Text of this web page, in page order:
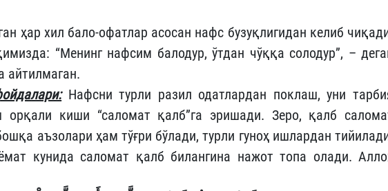
ҳар хил бало-офатлар асосан нафс бузуқлигидан келиб
“Менинг нафсим балодур, ўтдан чўққа солодур”, –
айтилмаган.
Нафсни турли разил одатлардан поклаш, уни
киши “саломат қалб”га эришади. Зеро, қалб
аъзолари ҳам тўғри бўлади, турли гуноҳ ишлардан
кунида саломат қалб билангина нажот топа олади.